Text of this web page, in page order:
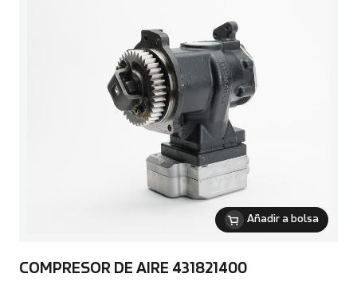
Añadir a bolsa
COMPRESOR DE AIRE 431821400